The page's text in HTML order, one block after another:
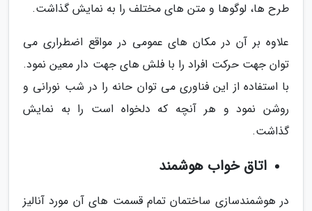
طرح ها، لوگوها و متن های مختلف را به نمایش گذاشت.
علاوه بر آن در مکان های عمومی در مواقع اضطراری می
توان جهت حرکت افراد را با فلش های جهت دار معین نمود.
با استفاده از این فناوری می توان حانه را در شب نورانی و
روشن نمود و هر آنچه که دلخواه است را به نمایش
گذاشت.
اتاق خواب هوشمند
در هوشمندسازی ساختمان تمام قسمت های آن مورد آنالیز